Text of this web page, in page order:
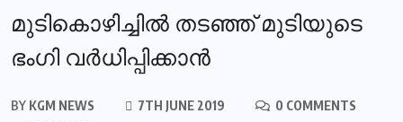
മുടികൊഴിച്ചില്‍ തടഞ്ഞ് മുടിയുടെ
ഭംഗി വര്‍ധിപ്പിക്കാന്‍
BY KGM NEWS 7TH JUNE 2019
0 COMMENTS